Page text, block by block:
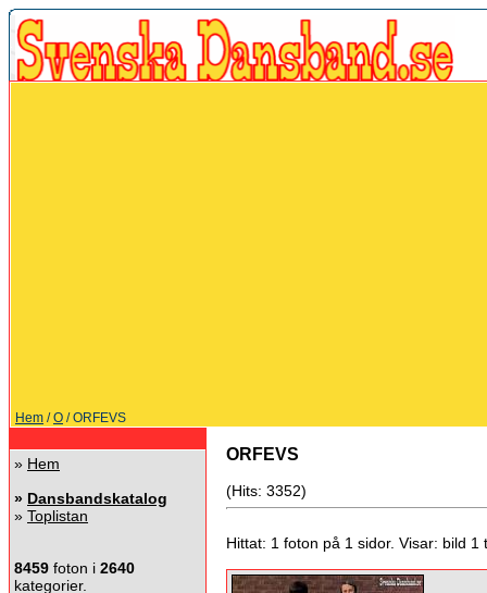
Hem /O / ORFEVS
» Hem
» Dansbandskatalog
» Toplistan
8459 foton i 2640
kategorier.
ORFEVS
(Hits: 3352)
Hittat: 1 foton på 1 sidor. Visar: bild 1